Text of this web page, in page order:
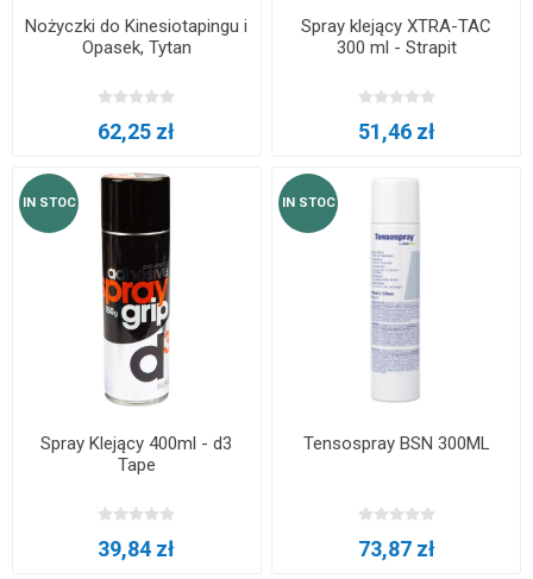
Nożyczki do Kinesiotapingu i
Opasek, Tytan
62,25 zł
Spray klejący XTRA-TAC
300 ml - Strapit
51,46 zł
IN STOC
Spray Klejący 400ml - d3
Tape
39,84 zł
IN STOC
Tensospray BSN 300ML
73,87 zł